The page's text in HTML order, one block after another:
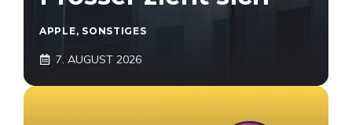
APPLE, SONSTIGES
7. AUGUST 2026